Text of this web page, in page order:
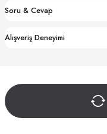
Soru & Cevap
Alışveriş Deneyimi